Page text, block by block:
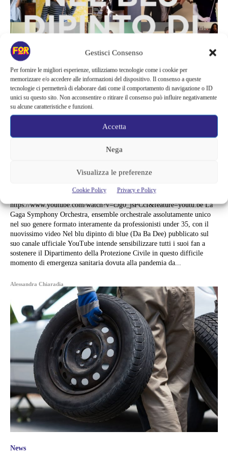
Gestisci Consenso
Per fornire le migliori esperienze, utilizziamo tecnologie come i cookie per
memorizzare e/o accedere alle informazioni del dispositivo. Il consenso a queste
tecnologie ci permetterà di elaborare dati come il comportamento di navigazione o ID
unici su questo sito. Non acconsentire o ritirare il consenso può influire negativamente
su alcune caratteristiche e funzioni.
Accetta
Nega
Visualizza le preferenze
Cookie Policy Privacy e Policy
Musica
GAGA SYMPHONY ORCHESTRA,
NUOVO VIDEO PER RENDERE
OMAGGIO ALL’ITALIA
https://www.youtube.com/watch?v=cJg0_jsPCcI&feature=youtu.be La
Gaga Symphony Orchestra, ensemble orchestrale assolutamente unico
nel suo genere formato interamente da professionisti under 35, con il
nuovissimo video Nel blu dipinto di blue (Da Ba Dee) pubblicato sul
suo canale ufficiale YouTube intende sensibilizzare tutti i suoi fan a
sostenere il Dipartimento della Protezione Civile in questo difficile
momento di emergenza sanitaria dovuta alla pandemia da...
Alessandra Chiaradia
News